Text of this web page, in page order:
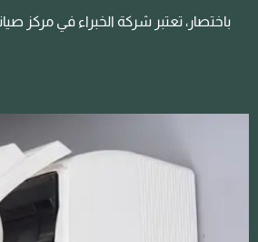
باختصار، تعتبر شركة الخبراء في مركز